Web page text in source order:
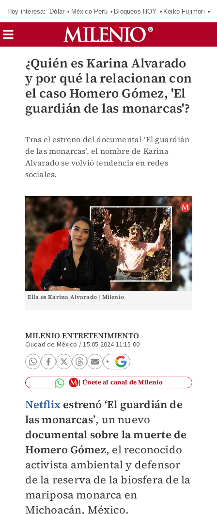
Hoy interesa: Dólar México-Perú Bloqueos HOY Keiko Fujimori
¿Quién es Karina Alvarado
y por qué la relacionan con
el caso Homero Gómez, 'El
guardián de las monarcas'?
Tras el estreno del documental ‘El guardián
de las monarcas’, el nombre de Karina
Alvarado se volvió tendencia en redes
sociales.
Ella es Karina Alvarado | Milenio
MILENIO ENTRETENIMIENTO
Ciudad de México /15.05.2024 11:15:00
Únete al canal de Milenio
Netflix estrenó ‘El guardián de
las monarcas’, un nuevo
documental sobre la muerte de
Homero Gómez, el reconocido
activista ambiental y defensor
de la reserva de la biosfera de la
mariposa monarca en
Michoacán, México.